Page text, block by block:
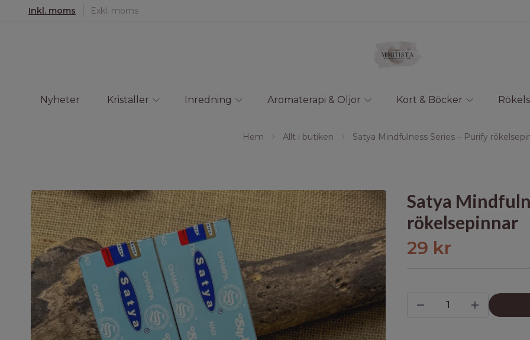
Inkl. moms Exkl. moms
Nyheter Kristaller Inredning Aromaterapi & Oljor Kort & Böcker
Hem Allt i butiken Satya Mindfulness Series – Purify
Satya
rökelsepinnar
29 kr